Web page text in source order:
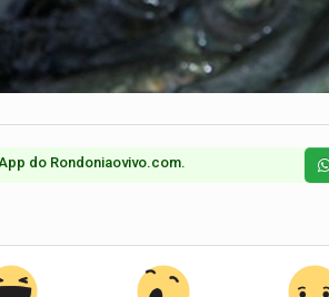
do Rondoniaovivo.com.​